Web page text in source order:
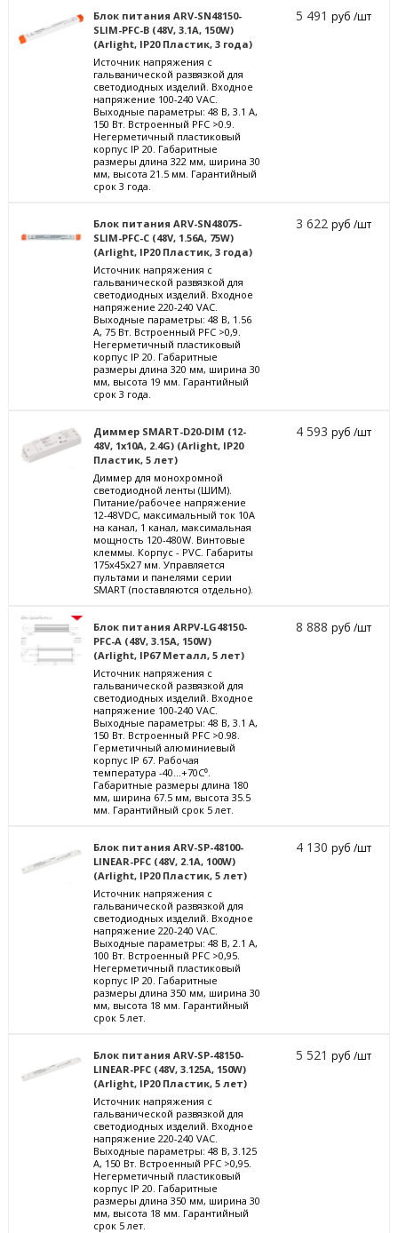
Блок питания ARV-SN48150-
SLIM-PFC-B (48V, 3.1A, 150W)
(Arlight, IP20 Пластик, 3 года)
Источник напряжения с
гальванической развязкой для
светодиодных изделий. Входное
напряжение 100-240 VAC.
Выходные параметры: 48 В, 3.1 А,
150 Вт. Встроенный PFC >0.9.
Негерметичный пластиковый
корпус IP 20. Габаритные
размеры длина 322 мм, ширина 30
мм, высота 21.5 мм. Гарантийный
срок 3 года.
5 491руб /шт
Блок питания ARV-SN48075-
SLIM-PFC-C (48V, 1.56A, 75W)
(Arlight, IP20 Пластик, 3 года)
Источник напряжения с
гальванической развязкой для
светодиодных изделий. Входное
напряжение 220-240 VAC.
Выходные параметры: 48 В, 1.56
А, 75 Вт. Встроенный PFC >0,9.
Негерметичный пластиковый
корпус IP 20. Габаритные
размеры длина 320 мм, ширина 30
мм, высота 19 мм. Гарантийный
срок 3 года.
3 622руб /шт
Диммер SMART-D20-DIM (12-
48V, 1x10A, 2.4G) (Arlight, IP20
Пластик, 5 лет)
Диммер для монохромной
светодиодной ленты (ШИМ).
Питание/рабочее напряжение
12-48VDC, максимальный ток 10A
на канал, 1 канал, максимальная
мощность 120-480W. Винтовые
клеммы. Корпус - PVC. Габариты
175x45x27 мм. Управляется
пультами и панелями серии
SMART (поставляются отдельно).
4 593руб /шт
Блок питания ARPV-LG48150-
PFC-A (48V, 3.15A, 150W)
(Arlight, IP67 Металл, 5 лет)
Источник напряжения с
гальванической развязкой для
светодиодных изделий. Входное
напряжение 100-240 VAC.
Выходные параметры: 48 В, 3.1 А,
150 Вт. Встроенный PFC >0.98.
Герметичный алюминиевый
корпус IP 67. Рабочая
температура -40…+70C⁰.
Габаритные размеры длина 180
мм, ширина 67.5 мм, высота 35.5
мм. Гарантийный срок 5 лет.
8 888руб /шт
Блок питания ARV-SP-48100-
LINEAR-PFC (48V, 2.1A, 100W)
(Arlight, IP20 Пластик, 5 лет)
Источник напряжения с
гальванической развязкой для
светодиодных изделий. Входное
напряжение 220-240 VAC.
Выходные параметры: 48 В, 2.1 А,
100 Вт. Встроенный PFC >0,95.
Негерметичный пластиковый
корпус IP 20. Габаритные
размеры длина 350 мм, ширина 30
мм, высота 18 мм. Гарантийный
срок 5 лет.
4 130руб /шт
Блок питания ARV-SP-48150-
LINEAR-PFC (48V, 3.125A, 150W)
(Arlight, IP20 Пластик, 5 лет)
Источник напряжения с
гальванической развязкой для
светодиодных изделий. Входное
напряжение 220-240 VAC.
Выходные параметры: 48 В, 3.125
А, 150 Вт. Встроенный PFC >0,95.
Негерметичный пластиковый
корпус IP 20. Габаритные
размеры длина 350 мм, ширина 30
мм, высота 18 мм. Гарантийный
срок 5 лет.
5 521руб /шт